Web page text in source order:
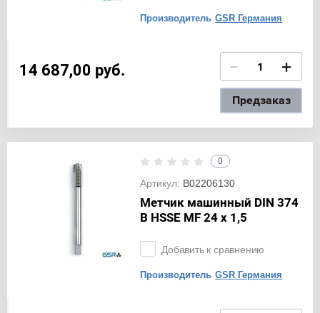
Производитель GSR Германия
14 687,00 руб. − +
Предзаказ
0
Артикул: B02206130
Метчик машинный DIN 374
B HSSE MF 24 x 1,5
Добавить к сравнению
Производитель GSR Германия